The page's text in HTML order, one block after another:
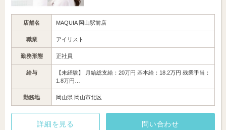
店舗名 MAQUIA 岡山駅前店
職業 アイリスト
勤務形態 正社員
給与
【未経験】 月給総支給：20万円 基本給：18.2万円 残業手当：
1.8万円…
勤務地 岡山県 岡山市北区
詳細を見る 問い合わせ